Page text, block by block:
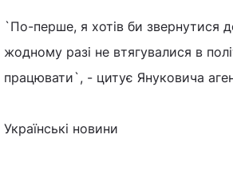
`По-перше, я хотів би звернутися
жодному разі не втягувалися в
працювати`, - цитує Януковича
Українські новини